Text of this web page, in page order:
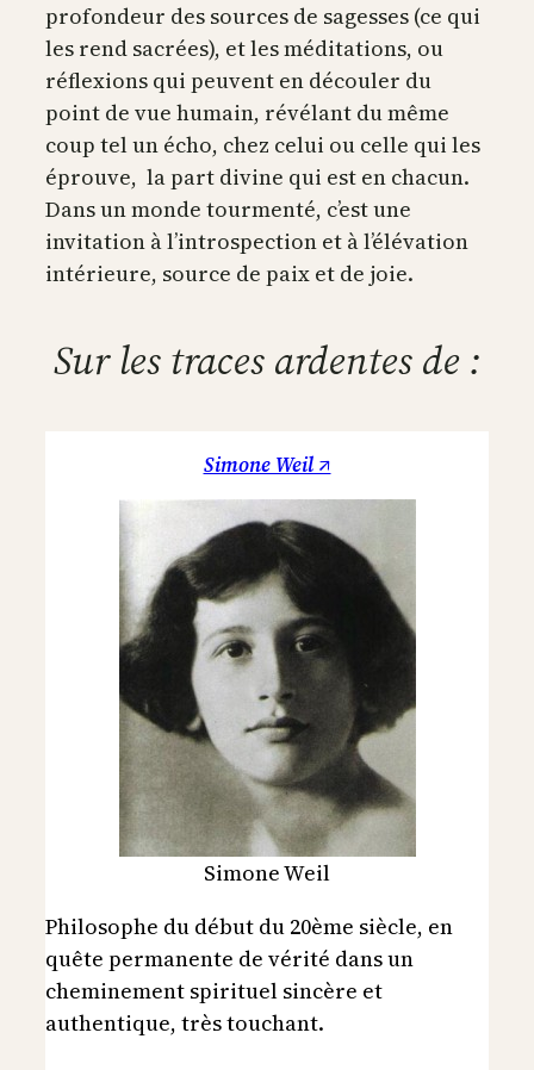
profondeur des sources de sagesses (ce qui
les rend sacrées), et les méditations, ou
réflexions qui peuvent en découler du
point de vue humain, révélant du même
coup tel un écho, chez celui ou celle qui les
éprouve, la part divine qui est en chacun.
Dans un monde tourmenté, c’est une
invitation à l’introspection et à l’élévation
intérieure, source de paix et de joie.
Sur les traces ardentes de :
Simone Weil ↗
Simone Weil
Philosophe du début du 20ème siècle, en
quête permanente de vérité dans un
cheminement spirituel sincère et
authentique, très touchant.